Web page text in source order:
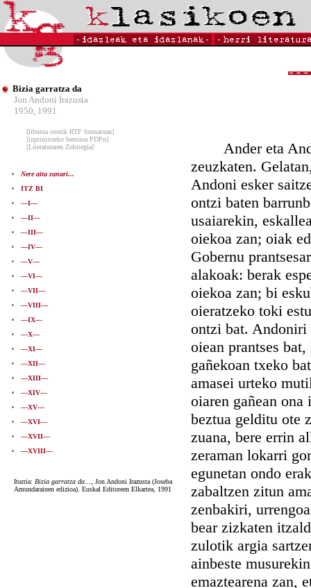
Bizia garratza da
Jon Andoni Irazusta
1950, 1991
[liburua osorik RTF formatuan]
[inprimitzeko bertsioa PDFn]
[Literaturaren Zubitegia]
Nere aita zanari...
ITZ BI
—I—
—II—
—III—
—IV—
—V—
—VI—
—VII—
—VIII—
—IX—
—X—
—XI—
—XII—
—XIII—
—XIV—
—XV—
—XVI—
—XVII—
—XVIII—
Iturria: Bizia garratza da...
, Jon Andoni Irazusta (Joseba
Amundarainen edizioa). Euskal Editoreen Elkartea, 1991
Ander eta
zeuzkaten.
Andoni esker
ontzi baten
usaiarekin,
oiekoa zan; oiak
Gobernu
alakoak: berak
oiekoa zan; bi
oieratzeko toki
ontzi bat. Andoniri
oiean prantses
gañekoan txeko
amasei urteko
oiaren gañean
beztua gelditu ote
zuana, bere errin
zeraman lokarri
egunetan ondo
zabaltzen zitun
zenbakiri,
bear zizkaten
zulotik argia
ainbeste
emaztearena zan,